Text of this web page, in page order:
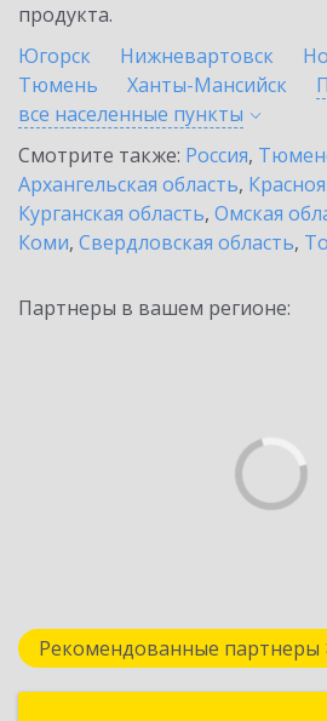
продукта.
Югорск
Нижневартовск
Тюмень
Ханты-Мансийск
все населенные пункты
Смотрите также: Россия,
Архангельская область,
Курганская область, Омская
Коми, Свердловская область,
Партнеры в вашем регионе:
Рекомендованные партнеры